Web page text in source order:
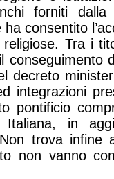
forniti dalla
consentito
Tra i
conseguimento
decreto
integrazioni
pontificio
Italiana, in
trova infine
non vanno